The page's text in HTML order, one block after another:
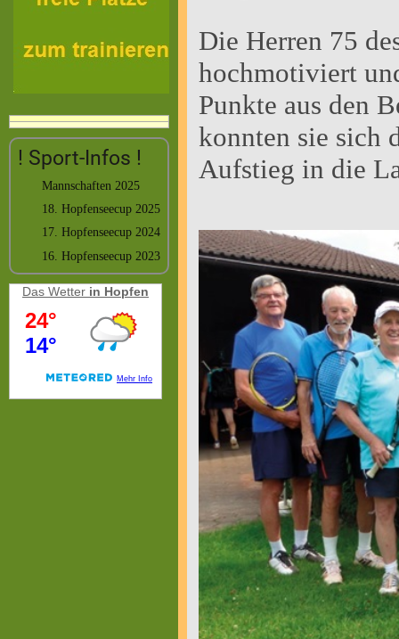
! Sport-Infos !
Mannschaften 2025
18. Hopfenseecup 2025
17. Hopfenseecup 2024
16. Hopfenseecup 2023
Das Wetter in Hopfen
Die Herren 75
hochmotiviert
Punkte aus den
konnten sie sich
Aufstieg in die